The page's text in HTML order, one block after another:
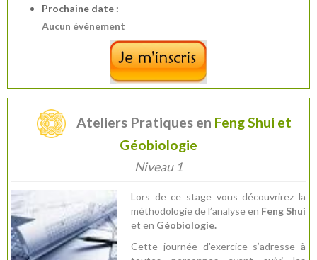
Prochaine date :
Aucun événement
Ateliers Pratiques en Feng Shui et
Géobiologie
Niveau 1
Lors de ce stage vous découvrirez la
méthodologie de l’analyse en Feng Shui
et en Géobiologie.
Cette journée d'exercice s’adresse à